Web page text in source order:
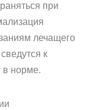
при
лечащего
к
в норме.